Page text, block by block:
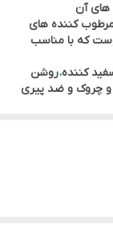
های آن
کننده های
که با مناسب
کننده،روشن
چروک و ضد پیری
افرادی که